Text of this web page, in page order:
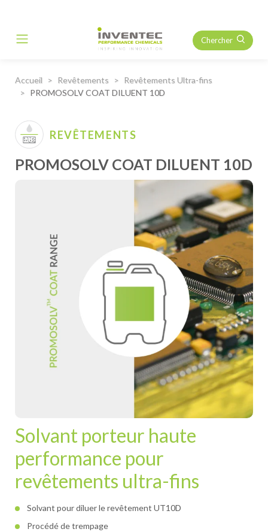
Main Navigation Chercher
Accueil Revêtements
Revêtements Ultra-fins
PROMOSOLV COAT DILUENT 10D
REVÊTEMENTS
PROMOSOLV COAT DILUENT 10D
Solvant porteur haute
performance pour
revêtements ultra-fins
Solvant pour diluer le revêtement UT10D
Procédé de trempage